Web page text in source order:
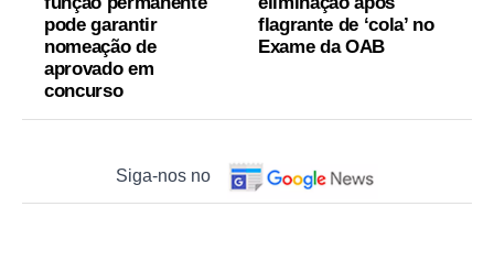
pode garantir
nomeação de
aprovado em
concurso
flagrante de ‘cola’ no
Exame da OAB
Siga-nos no